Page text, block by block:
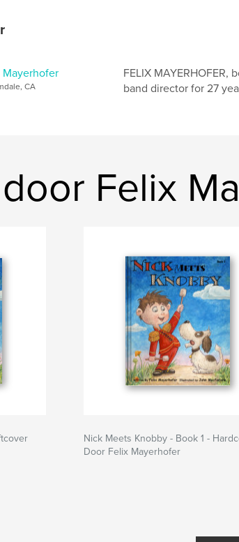
Mayerhofer
CA
FELIX
band director for 27
Felix
Nick Meets Knobby - Book 1 -
Door Felix Mayerhofer